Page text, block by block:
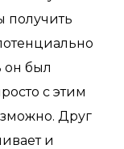
получить
он был
с этим
Друг
и